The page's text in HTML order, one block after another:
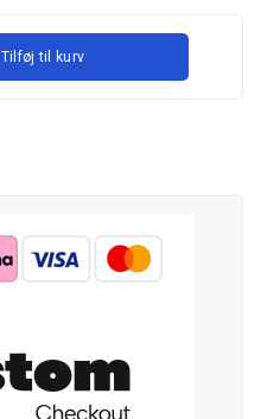
Tilføj til kurv